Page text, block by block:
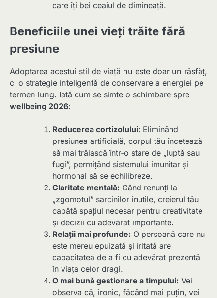
care îți bei ceaiul de dimineață.
Beneficiile unei vieți trăite fără
presiune
Adoptarea acestui stil de viață nu este doar un răsfăț,
ci o strategie inteligentă de conservare a energiei pe
termen lung. Iată cum se simte o schimbare spre
wellbeing 2026:
Reducerea cortizolului: Eliminând
presiunea artificială, corpul tău încetează
să mai trăiască într-o stare de „luptă sau
fugi”, permițând sistemului imunitar și
hormonal să se echilibreze.
Claritate mentală: Când renunți la
„zgomotul” sarcinilor inutile, creierul tău
capătă spațiul necesar pentru creativitate
și decizii cu adevărat importante.
Relații mai profunde: O persoană care nu
este mereu epuizată și iritată are
capacitatea de a fi cu adevărat prezentă
în viața celor dragi.
O mai bună gestionare a timpului: Vei
observa că, ironic, făcând mai puțin, vei